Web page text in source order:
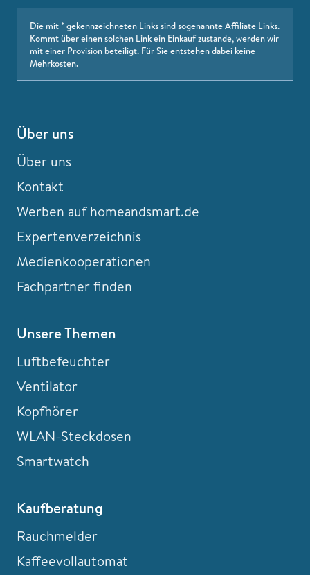
Die mit * gekennzeichneten Links sind sogenannte Affiliate Links.
Kommt über einen solchen Link ein Einkauf zustande, werden wir
mit einer Provision beteiligt. Für Sie entstehen dabei keine
Mehrkosten.
Über uns
Über uns
Kontakt
Werben auf homeandsmart.de
Expertenverzeichnis
Medienkooperationen
Fachpartner finden
Unsere Themen
Luftbefeuchter
Ventilator
Kopfhörer
WLAN-Steckdosen
Smartwatch
Kaufberatung
Rauchmelder
Kaffeevollautomat